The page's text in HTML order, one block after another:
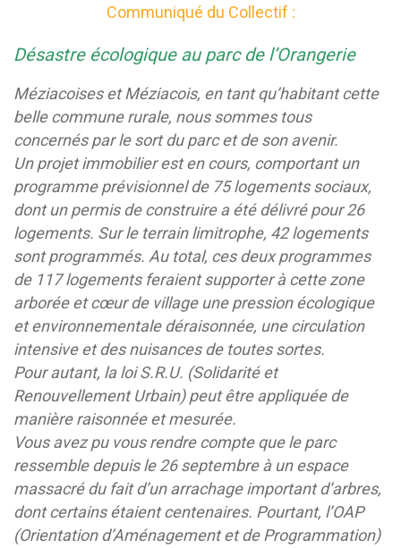
Communiqué du Collectif :
Désastre écologique au parc de l’Orangerie
Méziacoises et Méziacois, en tant qu’habitant cette
belle commune rurale, nous sommes tous
concernés par le sort du parc et de son avenir.
Un projet immobilier est en cours, comportant un
programme prévisionnel de 75 logements sociaux,
dont un permis de construire a été délivré pour 26
logements. Sur le terrain limitrophe, 42 logements
sont programmés. Au total, ces deux programmes
de 117 logements feraient supporter à cette zone
arborée et cœur de village une pression écologique
et environnementale déraisonnée, une circulation
intensive et des nuisances de toutes sortes.
Pour autant, la loi S.R.U. (Solidarité et
Renouvellement Urbain) peut être appliquée de
manière raisonnée et mesurée.
Vous avez pu vous rendre compte que le parc
ressemble depuis le 26 septembre à un espace
massacré du fait d’un arrachage important d’arbres,
dont certains étaient centenaires. Pourtant, l’OAP
(Orientation d’Aménagement et de Programmation)